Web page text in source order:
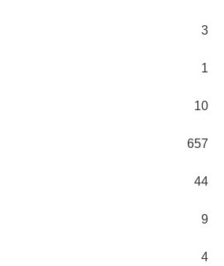
3
1
10
657
44
9
4